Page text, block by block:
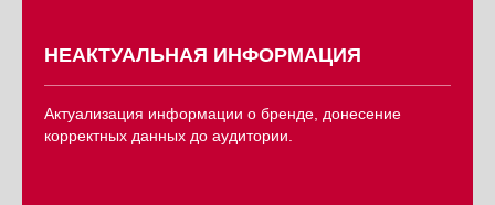
НЕАКТУАЛЬНАЯ ИНФОРМАЦИЯ
Актуализация информации о бренде, донесение
корректных данных до аудитории.